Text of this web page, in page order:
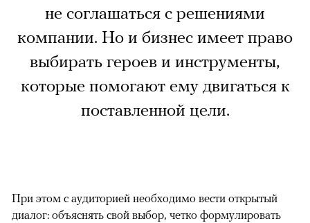
не соглашаться с решениями
компании. Но и бизнес имеет право
выбирать героев и инструменты,
которые помогают ему двигаться к
поставленной цели.
При этом с аудиторией необходимо вести открытый
диалог: объяснять свой выбор, четко формулировать